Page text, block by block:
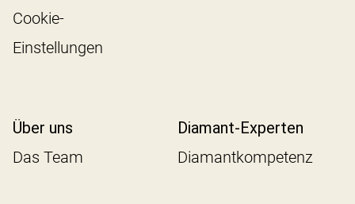
Cookie-
Einstellungen
Über uns
Das Team
Diamant-Experten
Diamantkompetenz